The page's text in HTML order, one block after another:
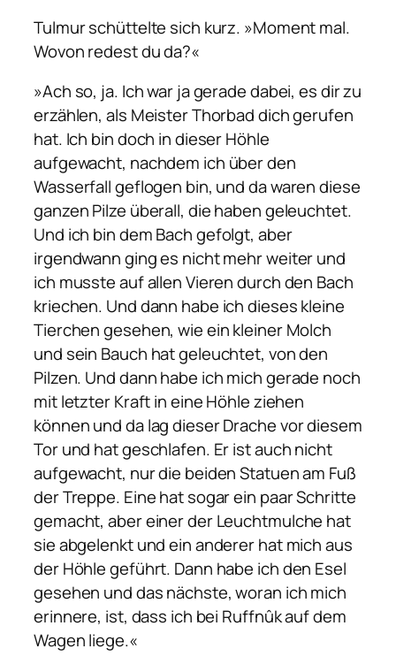
Tulmur schüttelte sich kurz. »Moment mal.
Wovon redest du da?«
»Ach so, ja. Ich war ja gerade dabei, es dir zu
erzählen, als Meister Thorbad dich gerufen
hat. Ich bin doch in dieser Höhle
aufgewacht, nachdem ich über den
Wasserfall geflogen bin, und da waren diese
ganzen Pilze überall, die haben geleuchtet.
Und ich bin dem Bach gefolgt, aber
irgendwann ging es nicht mehr weiter und
ich musste auf allen Vieren durch den Bach
kriechen. Und dann habe ich dieses kleine
Tierchen gesehen, wie ein kleiner Molch
und sein Bauch hat geleuchtet, von den
Pilzen. Und dann habe ich mich gerade noch
mit letzter Kraft in eine Höhle ziehen
können und da lag dieser Drache vor diesem
Tor und hat geschlafen. Er ist auch nicht
aufgewacht, nur die beiden Statuen am Fuß
der Treppe. Eine hat sogar ein paar Schritte
gemacht, aber einer der Leuchtmulche hat
sie abgelenkt und ein anderer hat mich aus
der Höhle geführt. Dann habe ich den Esel
gesehen und das nächste, woran ich mich
erinnere, ist, dass ich bei Ruffnûk auf dem
Wagen liege.«